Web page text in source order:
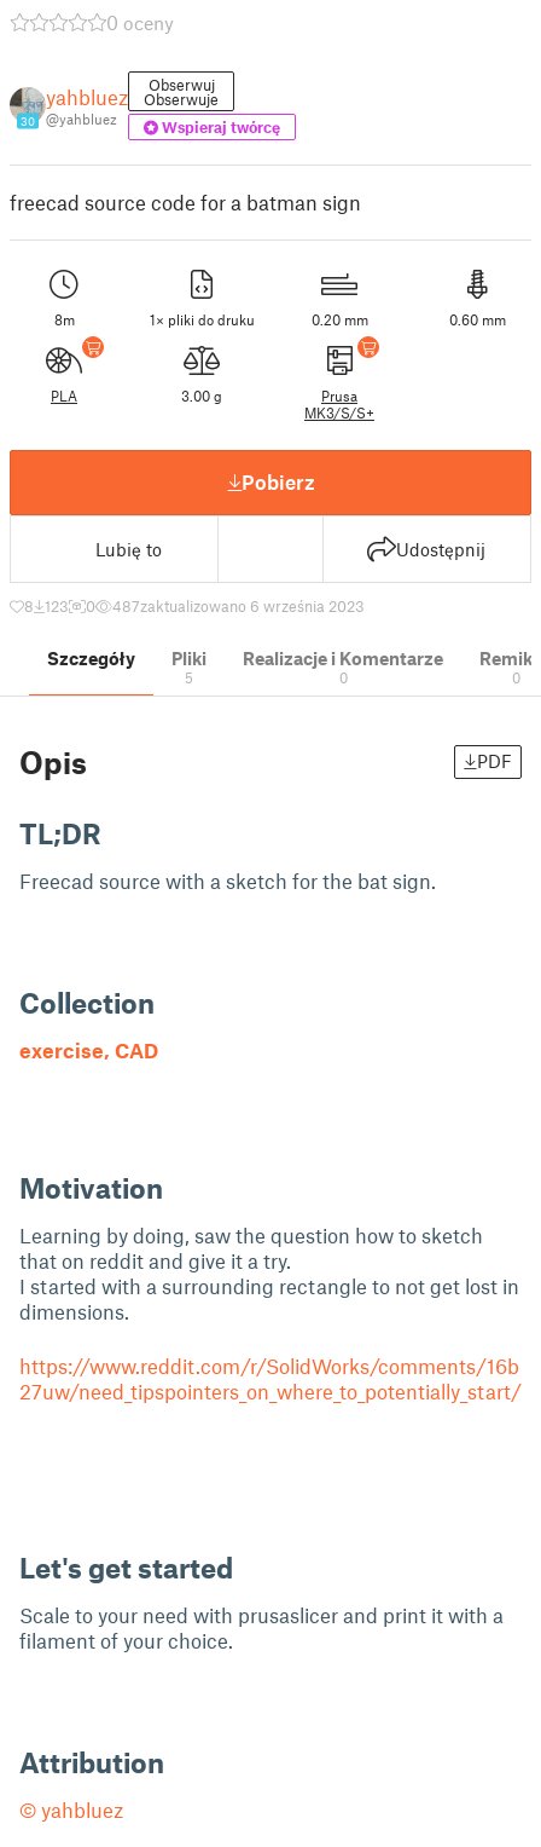
0 oceny
30
yahbluez
@yahbluez
Obserwuj
Obserwuje
Wspieraj twórcę
freecad source code for a batman sign
8m 1× pliki do druku 0.20 mm 0.60 mm
PLA 3.00 g
Prusa
MK3/S/S+
Pobierz
Lubię to Udostępnij
8 123 0 487zaktualizowano 6 września 2023
Szczegóły Pliki
5
Realizacje i Komentarze
0 0
Opis PDF
TL;DR
Freecad source with a sketch for the bat sign.
Collection
exercise, CAD
Motivation
Learning by doing, saw the question how to sketch
that on reddit and give it a try.
I started with a surrounding rectangle to not get lost in
dimensions.
https://www.reddit.com/r/SolidWorks/comments/16b
27uw/need_tipspointers_on_where_to_potentially_start/
Let's get started
Scale to your need with prusaslicer and print it with a
filament of your choice.
Attribution
© yahbluez